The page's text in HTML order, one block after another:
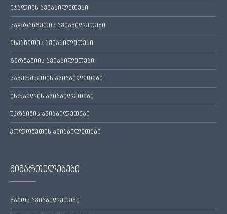
იტალიის ავიაბილეთები
საფრანგეთის ავიაბილეთები
ესპანეთის ავიაბილეთები
გერმანიის ავიაბილეთები
საბერძნეთის ავიაბილეთები
ისრაელის ავიაბილეთები
უკრაინის ავიაბილეთები
პოლონეთის ავიაბილეთები
მიმართულებები
ბაქოს ავიაბილეთები